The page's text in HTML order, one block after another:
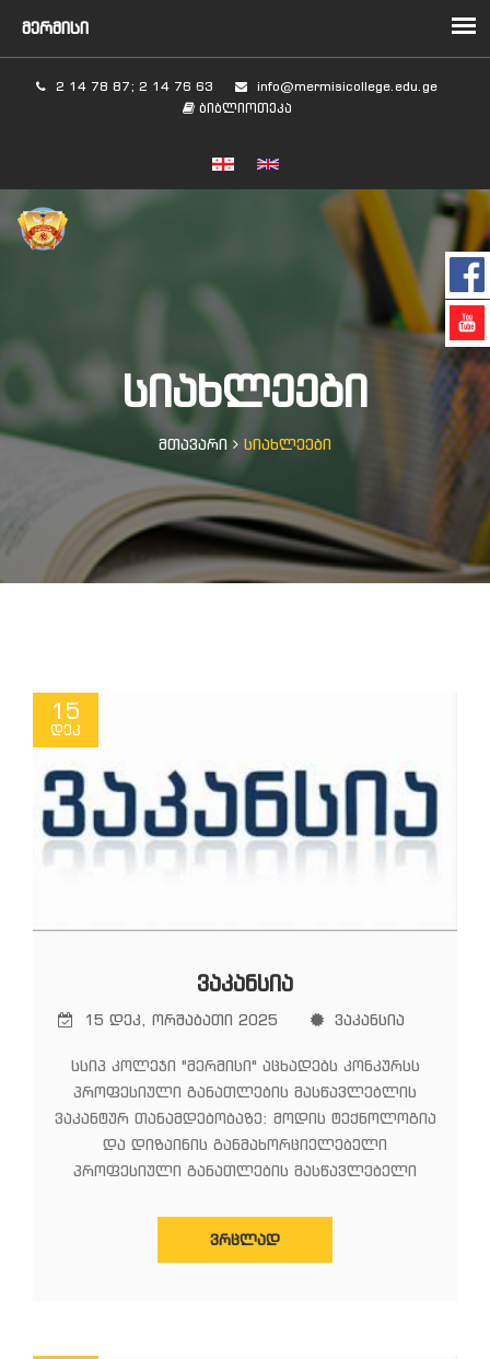
2 14 78 87; 2 14 76 63
info@mermisicollege.edu.ge
ბიბლიოთეკა
ᲡᲘᲐᲮᲚᲔᲔᲑᲘ
მთავარი სიახლეები
15
დეკ
ᲕᲐᲙᲐᲜᲡᲘᲐ
15 დეკ, ორშაბათი 2025 ვაკანსია
სსიპ კოლეჯი "მერმისი" აცხადებს კონკურსს
პროფესიული განათლების მასწავლებლის
ვაკანტურ თანამდებობაზე: მოდის ტექნოლოგია
და დიზაინის განმახორციელებელი
პროფესიული განათლების მასწავლებელი
ᲕᲠᲪᲚᲐᲓ